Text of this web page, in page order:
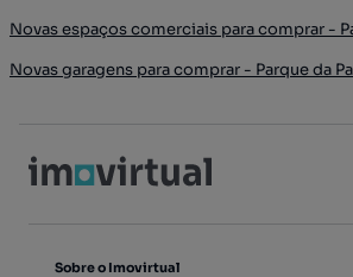
Novas espaços comerciais para comprar -
Novas garagens para comprar - Parque da
Sobre o Imovirtual